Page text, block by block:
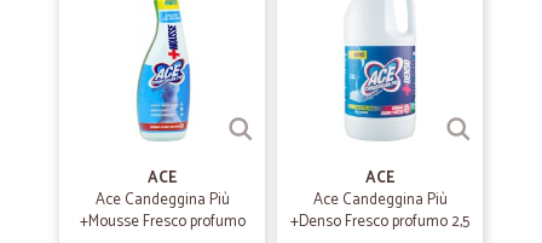
ACE
Ace Candeggina Più
+Mousse Fresco profumo
ACE
Ace Candeggina Più
+Denso Fresco profumo 2,5